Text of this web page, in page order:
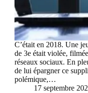
C’était en 2018. Une
de 3e était violée,
réseaux sociaux. En
de lui épargner ce
polémique,…
17 septembre